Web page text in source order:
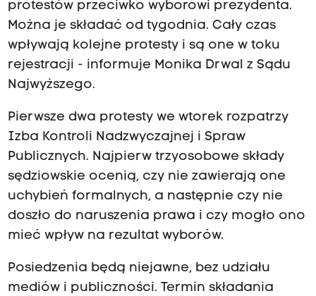
protestów przeciwko wyborowi prezydenta.
Można je składać od tygodnia. Cały czas
wpływają kolejne protesty i są one w toku
rejestracji - informuje Monika Drwal z Sądu
Najwyższego.
Pierwsze dwa protesty we wtorek rozpatrzy
Izba Kontroli Nadzwyczajnej i Spraw
Publicznych. Najpierw trzyosobowe składy
sędziowskie ocenią, czy nie zawierają one
uchybień formalnych, a następnie czy nie
doszło do naruszenia prawa i czy mogło ono
mieć wpływ na rezultat wyborów.
Posiedzenia będą niejawne, bez udziału
mediów i publiczności. Termin składania